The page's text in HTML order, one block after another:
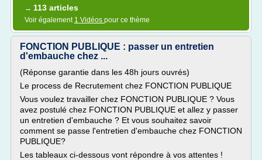
→ 113 articles
Voir également 1 Vidéos pour ce thème
FONCTION PUBLIQUE : passer un entretien
d'embauche chez ...
(Réponse garantie dans les 48h jours ouvrés)
Le process de Recrutement chez FONCTION PUBLIQUE
Vous voulez travailler chez FONCTION PUBLIQUE ? Vous
avez postulé chez FONCTION PUBLIQUE et allez y passer
un entretien d'embauche ? Et vous souhaitez savoir
comment se passe l'entretien d'embauche chez FONCTION
PUBLIQUE?
Les tableaux ci-dessous vont répondre à vos attentes !